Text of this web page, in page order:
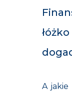
A jakie